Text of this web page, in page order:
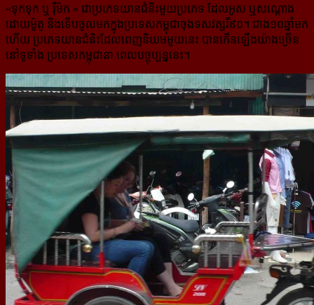
«ទុកទុក ឬ រ៉ឺម៉ក » ជាប្រភេទយានជំនិះមួយប្រភេទ ដែលអូស ឬសណ្តោង
ដោយម៉ូតូ និងទើបចូលមកក្នុង​ប្រទេសកម្ពុជា​ចុងទសវត្សរិ៍៩០។ ជាង១០ឆ្នាំមក
ហើយ ប្រភេទយានជំនិះដែលពេញនិយមមួយនេះ បានកើនឡើងយ៉ាង​ច្រើន
នៅទូទាំង ប្រទេសកម្ពុជានា ពេលបច្ចុប្បន្ននេះ។